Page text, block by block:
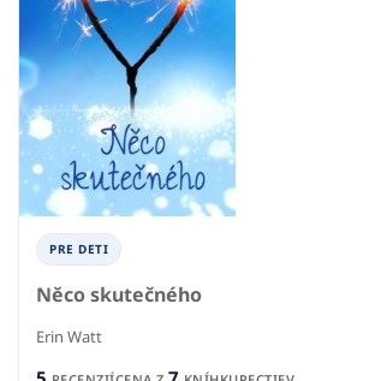
PRE DETI
Něco skutečného
Erin Watt